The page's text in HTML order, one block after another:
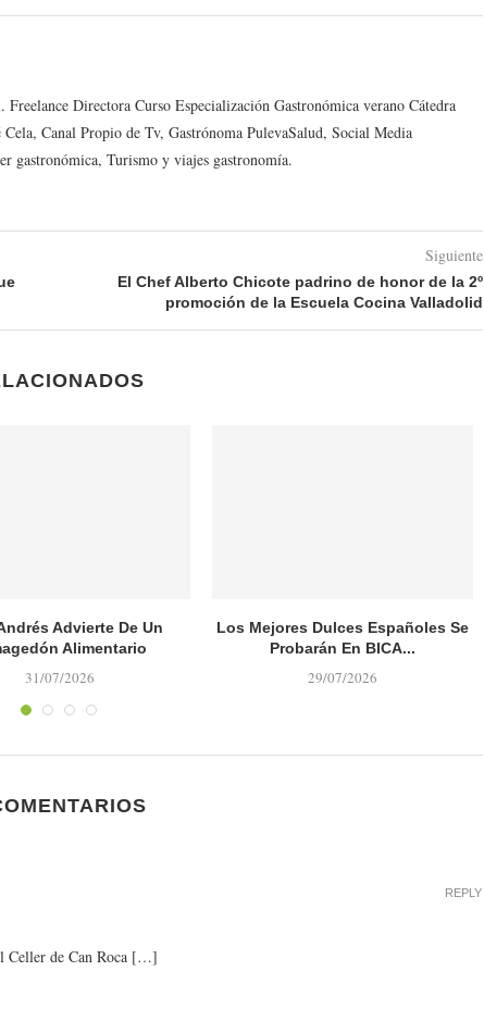
Directora Curso Especialización Gastronómica verano Cátedra
Canal Propio de Tv, Gastrónoma PulevaSalud, Social Media
gastronómica, Turismo y viajes gastronomía.
Siguiente
El Chef Alberto Chicote padrino de honor de la 2º
promoción de la Escuela Cocina Valladolid
Advierte De Un
Alimentario
31/07/2026
Los Mejores Dulces Españoles Se
Probarán En BICA...
29/07/2026
de Can Roca […]
REPLY